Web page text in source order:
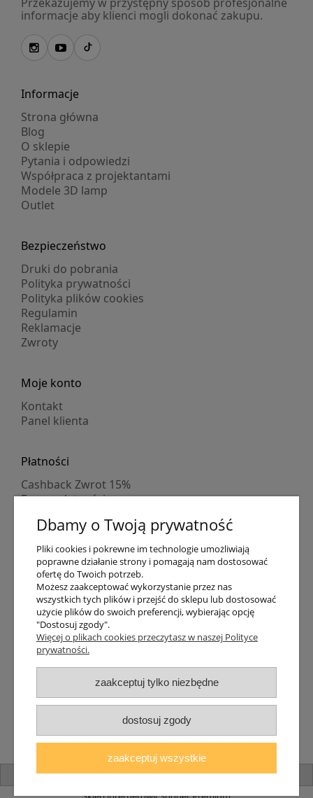
informacje aby klienci mogli dokonać zakupu.
Informacje
Strona główna
Blog
O sklepie
Pytania i odpowiedzi
Współpraca z projektantami
Modele 3D lamp
Outlet
Bezpieczeństwo
Druki do pobrania
Polityka prywatności
Polityka plików cookies
Regulamin
Reklamacje
Zwroty
Moje konto
Kontakt
Panel klienta
Płatności
Cashback Zwrot 15%
Formy płatności
Numer konta
PayPo kupujesz, nie płacisz
Progi rabatowe
Promocje
Dostawa
Czas wysyłki
Dostawa
Śledzenie przesyłki GLS
Śledzenie przesyłki DPD
Shipping abroad
Zarejestruj się /Zaloguj się
Lampomat 2017 - 2026
pokaż pełną wersję strony
Dbamy o Twoją prywatność
Pliki cookies i pokrewne im technologie umożliwiają
poprawne działanie strony i pomagają nam dostosować
ofertę do Twoich potrzeb.
Możesz zaakceptować wykorzystanie przez nas
wszystkich tych plików i przejść do sklepu lub dostosować
użycie plików do swoich preferencji, wybierając opcję
"Dostosuj zgody".
Więcej o plikach cookies przeczytasz w naszej Polityce
prywatności.
zaakceptuj tylko niezbędne
dostosuj zgody
zaakceptuj wszystkie